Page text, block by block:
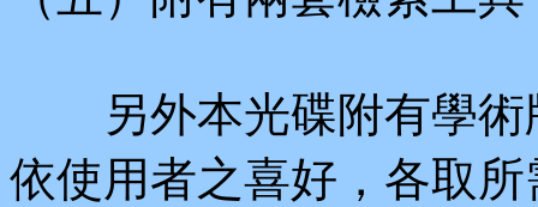
另外本光碟附有學術
依使用者之喜好，各取